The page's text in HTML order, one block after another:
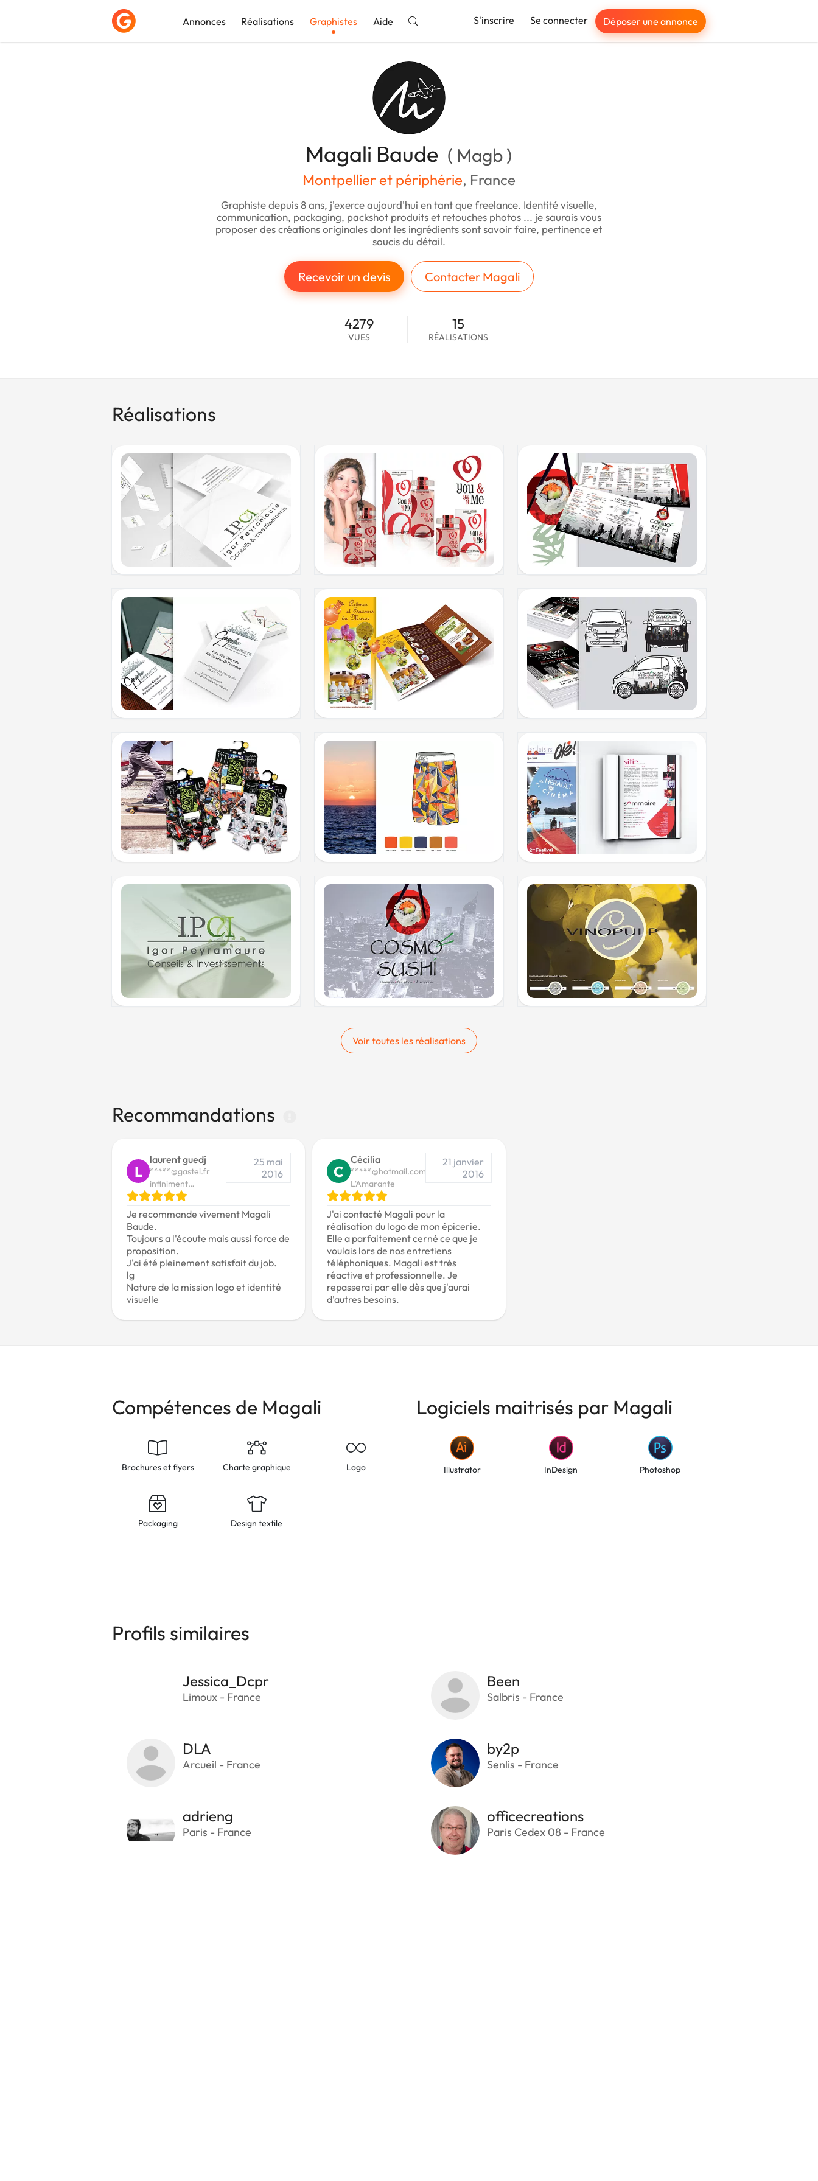
Annonces Réalisations Graphistes Aide S'inscrire Se connecter Déposer une annonce
Magali Baude ( Magb )
Montpellier et périphérie, France
Graphiste depuis 8 ans, j'exerce aujourd'hui en tant que freelance. Identité visuelle,
communication, packaging, packshot produits et retouches photos ... je saurais vous
proposer des créations originales dont les ingrédients sont savoir faire, pertinence et
soucis du détail.
Recevoir un devis Contacter Magali
4279
VUES
15
RÉALISATIONS
Réalisations
Voir toutes les réalisations
Recommandations
L
laurent guedj
*****@gastel.fr
infiniment
Gourmand
25 mai
2016
Je recommande vivement Magali
Baude.
Toujours a l'écoute mais aussi force de
proposition.
J'ai été pleinement satisfait du job.
lg
Nature de la mission logo et identité
visuelle
C
Cécilia
*****@hotmail.com
L'Amarante
21 janvier
2016
J'ai contacté Magali pour la
réalisation du logo de mon épicerie.
Elle a parfaitement cerné ce que je
voulais lors de nos entretiens
téléphoniques. Magali est très
réactive et professionnelle. Je
repasserai par elle dès que j'aurai
d'autres besoins.
Compétences de Magali
Brochures et flyers Charte graphique Logo
Packaging Design textile
Logiciels maitrisés par Magali
Illustrator InDesign Photoshop
Profils similaires
Jessica_Dcpr
Limoux - France
Been
Salbris - France
DLA
Arcueil - France
by2p
Senlis - France
adrieng
Paris - France
officecreations
Paris Cedex 08 - France